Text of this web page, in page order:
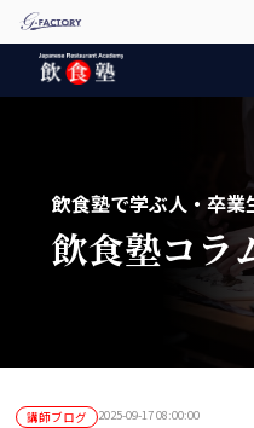
飲食塾で学ぶ人・卒業
飲食塾コラ
講師ブログ 2025-09-17 08:00:00